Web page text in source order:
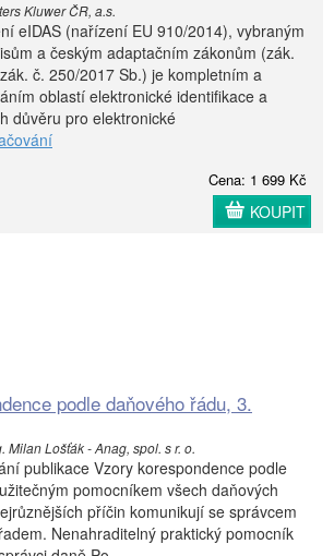
Kluwer ČR, a.s.
eIDAS (nařízení EU 910/2014), vybraným
a českým adaptačním zákonům (zák.
č. 250/2017 Sb.) je kompletním a
oblastí elektronické identifikace a
důvěru pro elektronické
Cena: 1 699 Kč
KOUPIT
podle daňového řádu, 3.
Milan Lošťák - Anag, spol. s r. o.
publikace Vzory korespondence podle
pomocníkem všech daňových
příčin komunikují se správcem
Nenahraditelný praktický pomocník